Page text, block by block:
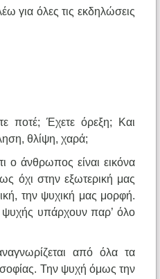
για όλες τις εκδηλώσεις
ποτέ; Έχετε όρεξη; Και
θλίψη, χαρά;
ο άνθρωπος είναι εικόνα
όχι στην εξωτερική μας
την ψυχική μας μορφή.
ψυχής υπάρχουν παρ’ όλο
από όλα τα
Την ψυχή όμως την